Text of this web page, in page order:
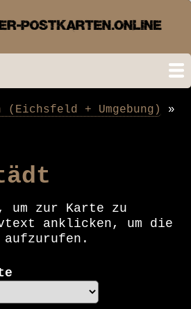
zum
Inhalt
+ Umgebung)
um zur Karte zu
anklicken, um die